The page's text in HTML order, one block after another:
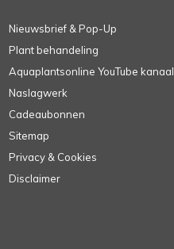
Nieuwsbrief & Pop-Up
Plant behandeling
Aquaplantsonline YouTube kanaal
Naslagwerk
Cadeaubonnen
Sitemap
Privacy & Cookies
Disclaimer